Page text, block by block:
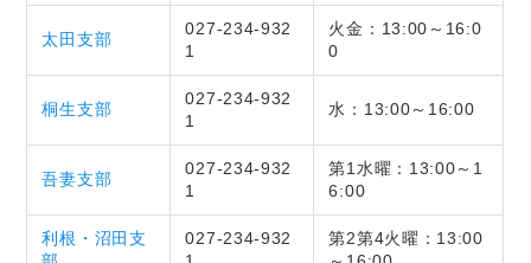
太田支部
027-234-932
1
火金：13:00～16:0
0
桐生支部
027-234-932
1
水：13:00～16:00
吾妻支部
027-234-932
1
第1水曜：13:00～1
6:00
利根・沼田支
027-234-932
第2第4火曜：13:00